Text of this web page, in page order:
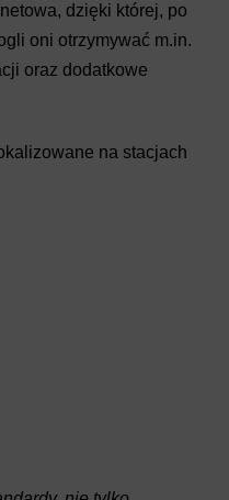
dzięki której, po
oni otrzymywać m.in.
oraz dodatkowe
na stacjach